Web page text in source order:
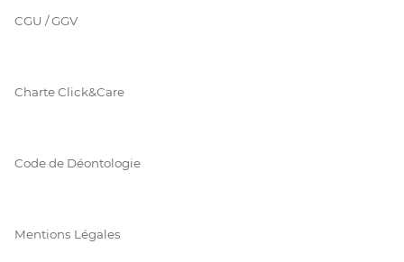
CGU / GGV
Charte Click&Care
Code de Déontologie
Mentions Légales